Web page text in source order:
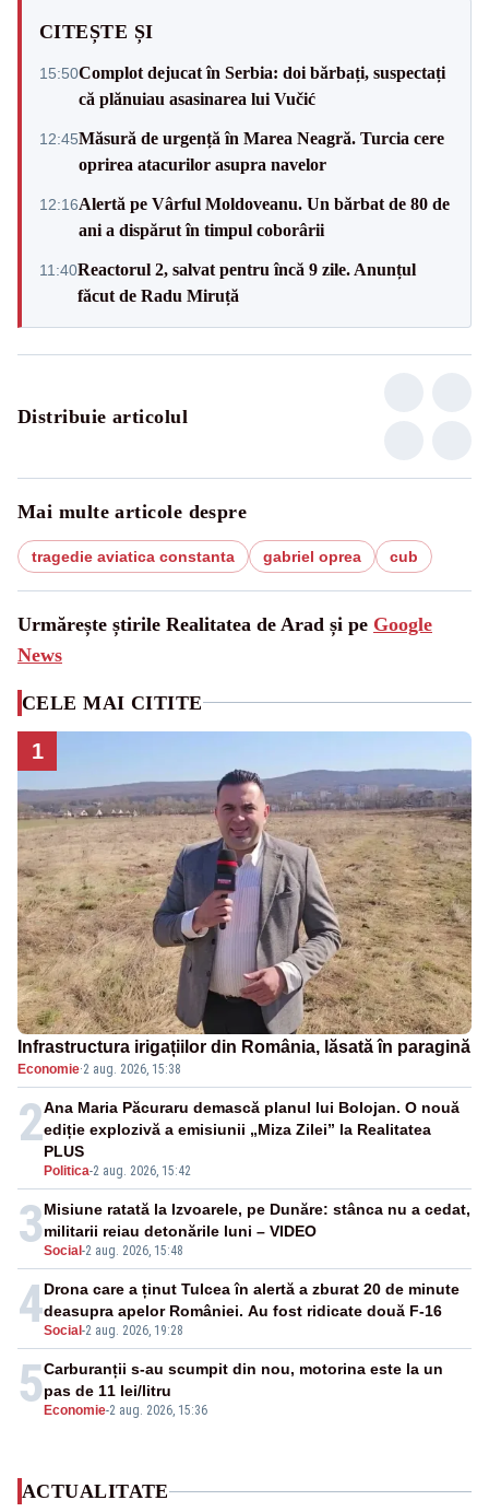
CITEȘTE ȘI
15:50Complot dejucat în Serbia: doi bărbați, suspectați
că plănuiau asasinarea lui Vučić
12:45Măsură de urgență în Marea Neagră. Turcia cere
oprirea atacurilor asupra navelor
12:16Alertă pe Vârful Moldoveanu. Un bărbat de 80 de
ani a dispărut în timpul coborârii
11:40Reactorul 2, salvat pentru încă 9 zile. Anunțul
făcut de Radu Miruță
Distribuie articolul
Mai multe articole despre
tragedie aviatica constanta gabriel oprea cub
Urmărește știrile Realitatea de Arad și pe Google
News
CELE MAI CITITE
1
Infrastructura irigațiilor din România, lăsată în paragină
Economie·2 aug. 2026, 15:38
2
Politica-2 aug. 2026, 15:42
Ana Maria Păcuraru demască planul lui Bolojan. O nouă
ediție explozivă a emisiunii „Miza Zilei” la Realitatea
PLUS
3Social -2 aug. 2026, 15:48
Misiune ratată la Izvoarele, pe Dunăre: stânca nu a cedat,
militarii reiau detonările luni – VIDEO
4Social -2 aug. 2026, 19:28
Drona care a ținut Tulcea în alertă a zburat 20 de minute
deasupra apelor României. Au fost ridicate două F-16
5 Economie-2 aug. 2026, 15:36
Carburanții s-au scumpit din nou, motorina este la un
pas de 11 lei/litru
ACTUALITATE